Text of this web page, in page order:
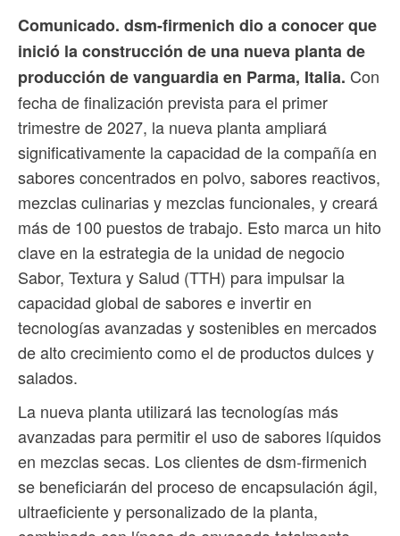
Comunicado. dsm-firmenich dio a conocer que
inició la construcción de una nueva planta de
producción de vanguardia en Parma, Italia. Con
fecha de finalización prevista para el primer
trimestre de 2027, la nueva planta ampliará
significativamente la capacidad de la compañía en
sabores concentrados en polvo, sabores reactivos,
mezclas culinarias y mezclas funcionales, y creará
más de 100 puestos de trabajo. Esto marca un hito
clave en la estrategia de la unidad de negocio
Sabor, Textura y Salud (TTH) para impulsar la
capacidad global de sabores e invertir en
tecnologías avanzadas y sostenibles en mercados
de alto crecimiento como el de productos dulces y
salados.
La nueva planta utilizará las tecnologías más
avanzadas para permitir el uso de sabores líquidos
en mezclas secas. Los clientes de dsm-firmenich
se beneficiarán del proceso de encapsulación ágil,
ultraeficiente y personalizado de la planta,